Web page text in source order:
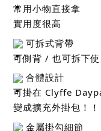
常用小物直接拿
實用度很高
可拆式背帶
可側背 / 也可拆下
合體設計
可掛在 Clyffe
變成擴充外掛包！！
金屬掛勾細節